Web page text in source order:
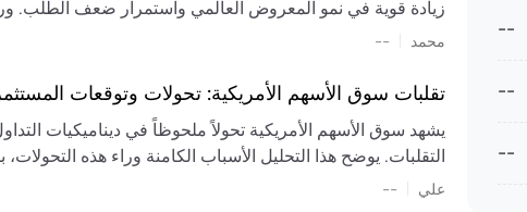
--
--
--
زيادة قوية في نمو المعروض العالمي واستمرار ضعف الطلب.
العالمية في الربع الثاني
سابقًا. من المتوقع عودة صادرات دول الخليج إلى طبيعتها
عدم اليقين الجيوسياسي يمكن أن يؤدي إلى تقلبات سعرية
استمرار الاضطرابات، وسيناريوهات لانخفاض الأسعار في
إضافي.
محمد --
تقلبات سوق الأسهم الأمريكية: تحولات وتوقعات
يشهد سوق الأسهم الأمريكية تحولاً ملحوظاً في ديناميكيات
التقلبات. يوضح هذا التحليل الأسباب الكامنة وراء هذه
علي --